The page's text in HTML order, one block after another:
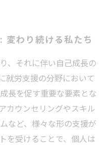
変わり続ける私たち
、それに伴い自己成長の
就労支援の分野において
長を促す重要な要素とな
カウンセリングやスキル
など、様々な形の支援が
を受けることで、個人は